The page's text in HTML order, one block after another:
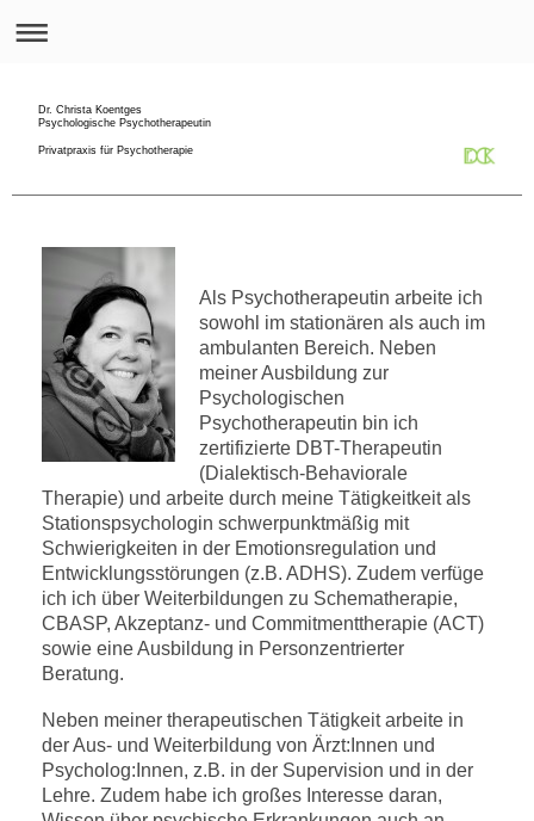
Dr. Christa Koentges
Psychologische Psychotherapeutin
Privatpraxis für Psychotherapie
Als Psychotherapeutin arbeite ich
sowohl im stationären als auch im
ambulanten Bereich. Neben
meiner Ausbildung zur
Psychologischen
Psychotherapeutin bin ich
zertifizierte DBT-Therapeutin
(Dialektisch-Behaviorale
Therapie) und arbeite durch meine Tätigkeitkeit als
Stationspsychologin schwerpunktmäßig mit
Schwierigkeiten in der Emotionsregulation und
Entwicklungsstörungen (z.B. ADHS). Zudem verfüge
ich ich über Weiterbildungen zu Schematherapie,
CBASP, Akzeptanz- und Commitmenttherapie (ACT)
sowie eine Ausbildung in Personzentrierter
Beratung.
Neben meiner therapeutischen Tätigkeit arbeite in
der Aus- und Weiterbildung von Ärzt:Innen und
Psycholog:Innen, z.B. in der Supervision und in der
Lehre. Zudem habe ich großes Interesse daran,